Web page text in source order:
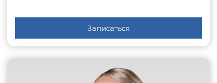
Записаться